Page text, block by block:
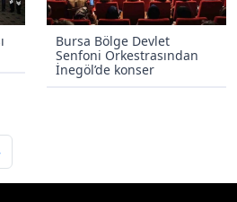
Bursa Bölge Devlet
Senfoni Orkestrasından
İnegöl’de konser